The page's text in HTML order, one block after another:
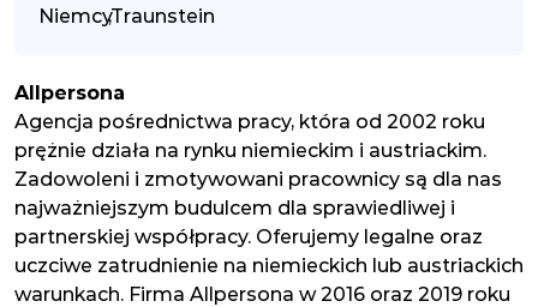
Niemcy
,Traunstein
Allpersona
Agencja pośrednictwa pracy, która od 2002 roku
prężnie działa na rynku niemieckim i austriackim.
Zadowoleni i zmotywowani pracownicy są dla nas
najważniejszym budulcem dla sprawiedliwej i
partnerskiej współpracy. Oferujemy legalne oraz
uczciwe zatrudnienie na niemieckich lub austriackich
warunkach. Firma Allpersona w 2016 oraz 2019 roku